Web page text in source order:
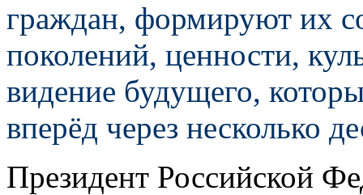
граждан, формируют их
поколений, ценности,
видение будущего,
вперёд через несколько
Президент Российской